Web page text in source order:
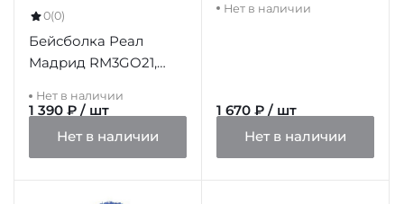
0(0)
Бейсболка Реал
Мадрид RM3GO21,
Нет в наличии
1 390 ₽ / шт
Нет в наличии
Нет в наличии
1 670 ₽ / шт
Нет в наличии